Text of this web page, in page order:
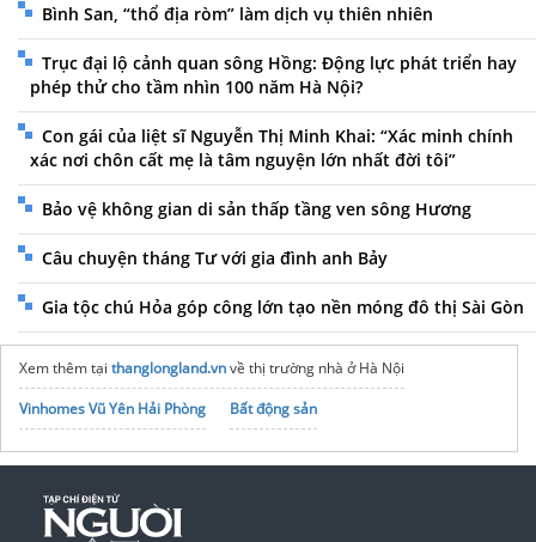
Bình San, “thổ địa ròm” làm dịch vụ thiên nhiên
Trục đại lộ cảnh quan sông Hồng: Động lực phát triển hay
phép thử cho tầm nhìn 100 năm Hà Nội?
Con gái của liệt sĩ Nguyễn Thị Minh Khai: “Xác minh chính
xác nơi chôn cất mẹ là tâm nguyện lớn nhất đời tôi”
Bảo vệ không gian di sản thấp tầng ven sông Hương
Câu chuyện tháng Tư với gia đình anh Bảy
Gia tộc chú Hỏa góp công lớn tạo nền móng đô thị Sài Gòn
Xem thêm tại thanglongland.vnvề thị trường nhà ở Hà Nội
Vinhomes Vũ Yên Hải Phòng
Bất động sản